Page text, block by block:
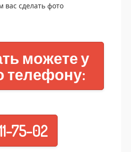
вас сделать фото
можете у
телефону:
75-02